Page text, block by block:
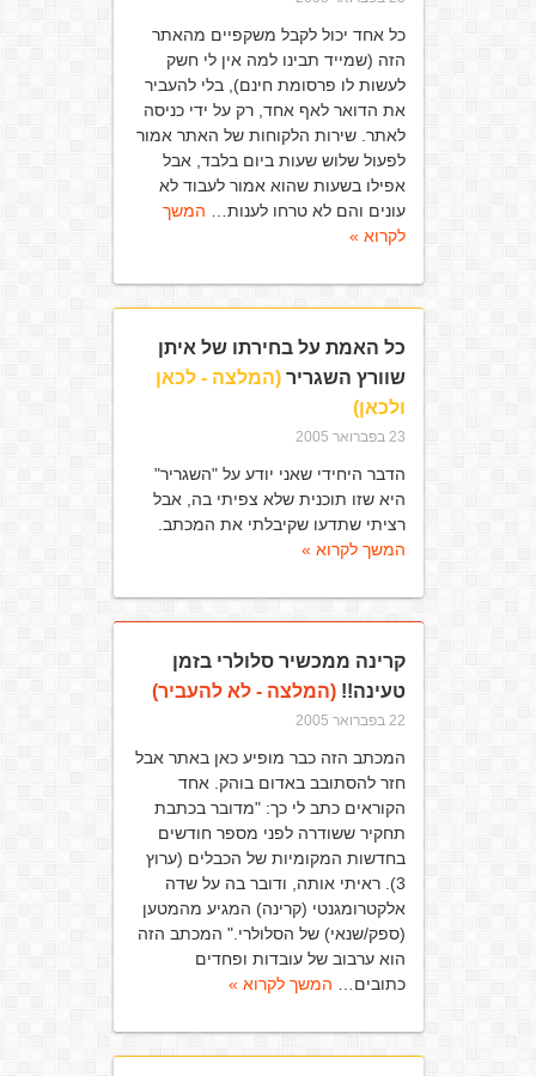
כל אחד יכול לקבל משקפיים מהאתר
הזה (שמייד תבינו למה אין לי חשק
לעשות לו פרסומת חינם), בלי להעביר
את הדואר לאף אחד, רק על ידי כניסה
לאתר. שירות הלקוחות של האתר אמור
לפעול שלוש שעות ביום בלבד, אבל
אפילו בשעות שהוא אמור לעבוד לא
עונים והם לא טרחו לענות… המשך
לקרוא »
כל האמת על בחירתו של איתן
שוורץ השגריר(המלצה - לכאן
ולכאן)
23 בפברואר 2005
הדבר היחידי שאני יודע על "השגריר"
היא שזו תוכנית שלא צפיתי בה, אבל
רציתי שתדעו שקיבלתי את המכתב.
המשך לקרוא »
קרינה ממכשיר סלולרי בזמן
טעינה!!(המלצה - לא להעביר)
22 בפברואר 2005
המכתב הזה כבר מופיע כאן באתר אבל
חזר להסתובב באדום בוהק. אחד
הקוראים כתב לי כך: "מדובר בכתבת
תחקיר ששודרה לפני מספר חודשים
בחדשות המקומיות של הכבלים (ערוץ
3). ראיתי אותה, ודובר בה על שדה
אלקטרומגנטי (קרינה) המגיע מהמטען
(ספק/שנאי) של הסלולרי." המכתב הזה
הוא ערבוב של עובדות ופחדים
כתובים… המשך לקרוא »